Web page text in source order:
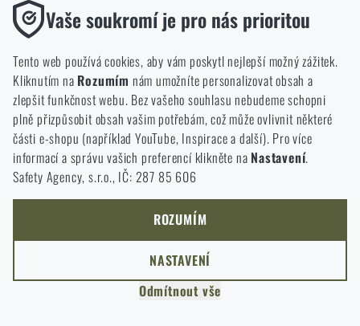
ZŮSTANU TADY
PŘEJÍT DO KOŠÍKU
ROZUMÍM, POKRAČOVAT
I WILL STAY HERE
GO TO RIGAD.COM
Vaše soukromí je pro nás prioritou
Tento web používá cookies, aby vám poskytl nejlepší možný zážitek.
Kliknutím na Rozumím nám umožníte personalizovat obsah a
zlepšit funkčnost webu. Bez vašeho souhlasu nebudeme schopni
plně přizpůsobit obsah vašim potřebám, což může ovlivnit některé
části e-shopu (například YouTube, Inspirace a další). Pro více
informací a správu vašich preferencí klikněte na Nastavení.
Safety Agency, s.r.o., IČ: 287 85 606
Funkční
Bez nich by náš web vůbec nefungoval. U těchto cookies není
možné zakázat jejich ukládání.
Analytické
Do těchto cookies se anonymně ukládá, jakým způsobem
procházíte a používáte náš web. Pomáhají nám lépe chápat, co
se našim zákazníkům líbí a kterým směrem se máme ubírat.
Marketingové
Tyto cookies nám pomáhají optimalizovat reklamu směřující na
náš e-shop, aby byla co nejvíce efektivní a náš obchod se mohl
neustále rozvíjet a zlepšovat.
Díky těmto cookies dokážeme reklamu personalizovat a nabízet
ROZUMÍM
NASTAVENÍ
Odmítnout vše